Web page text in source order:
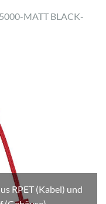
RPET (Kabel) und